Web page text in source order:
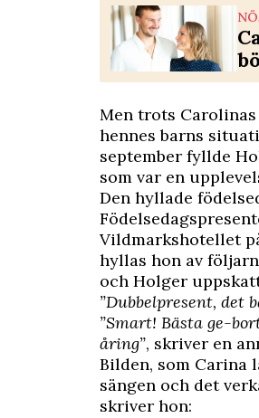
Men trots
hennes barns
september fyllde
som var en
Den hyllade
Vildmarkshotellet
hyllas hon av
och Holger
”Dubbelpresent, det
”Smart! Bästa ge-
åring”, skriver en
Bilden, som Carina
sängen och det
skriver hon: